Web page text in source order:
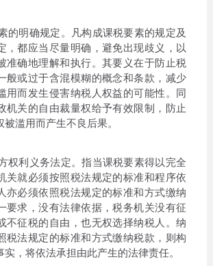
明确规定。凡构成课税要素的规定及
，都应当尽量明确，避免出现歧义，以
准确地理解和执行。其要义在于防止税
般或过于含混模糊的概念和条款，减少
用而发生侵害纳税人权益的可能性。同
机关的自由裁量权给予有效限制，防止
滥用而产生不良后果。
利义务法定。指当课税要素得以完全
关就必须按照税法规定的标准和程序依
亦必须依照税法规定的标准和方式缴纳
要求，没有法律依据，税务机关没有征
不征税的自由，也无权选择纳税人。纳
税法规定的标准和方式缴纳税款，则构
实，将依法承担由此产生的法律责任。